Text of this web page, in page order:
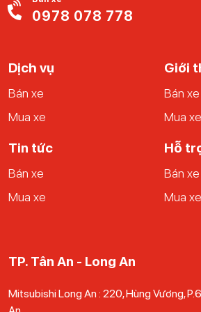
khách có thể liên hệ với Ucar để nhận
viên nhé.
0978 078 778
Dịch vụ
Bán xe
Mua xe
Giới
Bán xe
Mua xe
Tin tức
Bán xe
Mua xe
Hỗ
Bán xe
Mua xe
TP. Tân An - Long An
Mitsubishi Long An : 220, Hùng Vương,